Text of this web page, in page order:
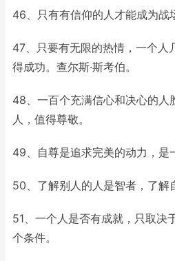
46、只有有信仰的人才能成为战
47、只要有无限的热情，一个人
得成功。查尔斯·斯考伯。
48、一百个充满信心和决心的人
人，值得尊敬。
49、自尊是追求完美的动力，是
50、了解别人的人是智者，了解
51、一个人是否有成就，只取决
个条件。